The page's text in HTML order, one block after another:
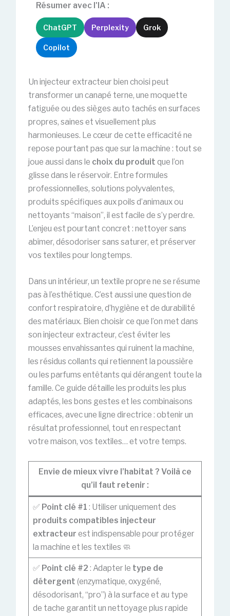
Résumer avec l'IA :
ChatGPT Perplexity Grok
Copilot
Un injecteur extracteur bien choisi peut
transformer un canapé terne, une moquette
fatiguée ou des sièges auto tachés en surfaces
propres, saines et visuellement plus
harmonieuses. Le cœur de cette efficacité ne
repose pourtant pas que sur la machine : tout se
joue aussi dans le choix du produit que l’on
glisse dans le réservoir. Entre formules
professionnelles, solutions polyvalentes,
produits spécifiques aux poils d’animaux ou
nettoyants “maison”, il est facile de s’y perdre.
L’enjeu est pourtant concret : nettoyer sans
abîmer, désodoriser sans saturer, et préserver
vos textiles pour longtemps.
Dans un intérieur, un textile propre ne se résume
pas à l’esthétique. C’est aussi une question de
confort respiratoire, d’hygiène et de durabilité
des matériaux. Bien choisir ce que l’on met dans
son injecteur extracteur, c’est éviter les
mousses envahissantes qui ruinent la machine,
les résidus collants qui retiennent la poussière
ou les parfums entêtants qui dérangent toute la
famille. Ce guide détaille les produits les plus
adaptés, les bons gestes et les combinaisons
efficaces, avec une ligne directrice : obtenir un
résultat professionnel, tout en respectant
votre maison, vos textiles… et votre temps.
Envie de mieux vivre l’habitat ? Voilà ce
qu’il faut retenir :
✅ Point clé #1 : Utiliser uniquement des
produits compatibles injecteur
extracteur est indispensable pour protéger
la machine et les textiles 🧼
✅ Point clé #2 : Adapter le type de
détergent (enzymatique, oxygéné,
désodorisant, “pro”) à la surface et au type
de tache garantit un nettoyage plus rapide